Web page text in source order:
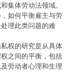
集体劳动法领域。
如何平衡雇主与劳
理此类问题的难
权的研究是从具体
之间的平衡，包括
劳动者心理和生理